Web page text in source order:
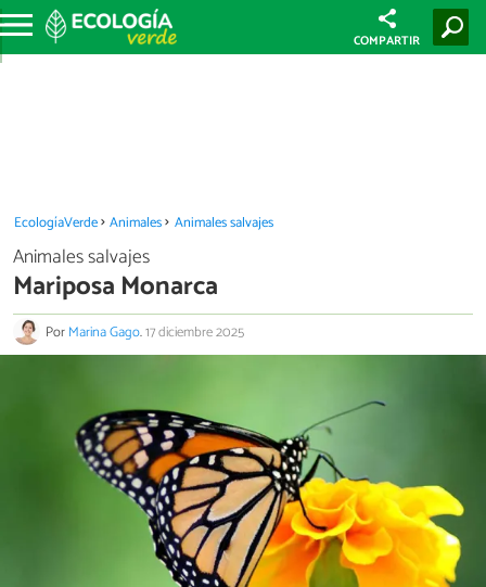
COMPARTIR
EcologíaVerde Animales Animales salvajes
Animales salvajes
Mariposa Monarca
PorMarina Gago.17 diciembre 2025